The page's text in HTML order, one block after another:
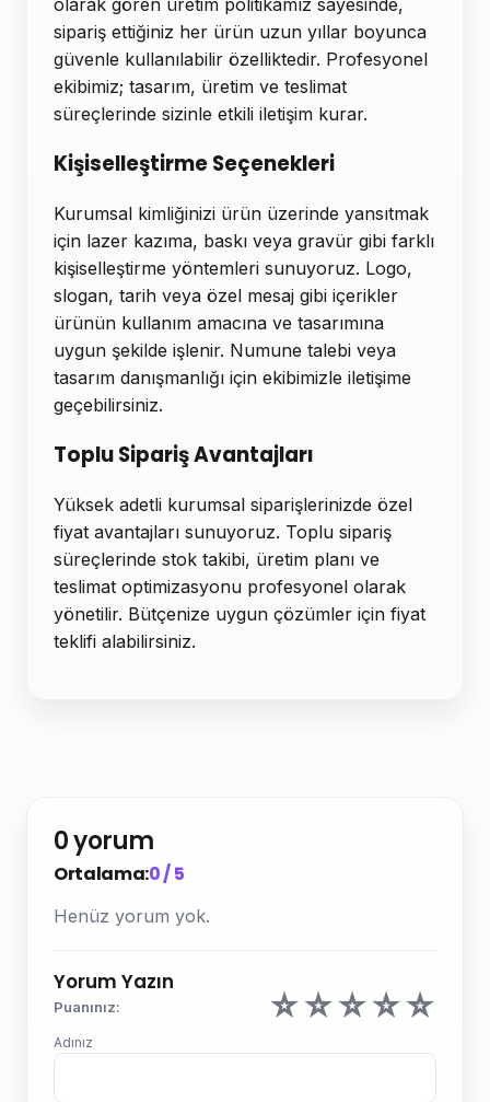
olarak gören üretim politikamız sayesinde,
sipariş ettiğiniz her ürün uzun yıllar boyunca
güvenle kullanılabilir özelliktedir. Profesyonel
ekibimiz; tasarım, üretim ve teslimat
süreçlerinde sizinle etkili iletişim kurar.
Kişiselleştirme Seçenekleri
Kurumsal kimliğinizi ürün üzerinde yansıtmak
için lazer kazıma, baskı veya gravür gibi farklı
kişiselleştirme yöntemleri sunuyoruz. Logo,
slogan, tarih veya özel mesaj gibi içerikler
ürünün kullanım amacına ve tasarımına
uygun şekilde işlenir. Numune talebi veya
tasarım danışmanlığı için ekibimizle iletişime
geçebilirsiniz.
Toplu Sipariş Avantajları
Yüksek adetli kurumsal siparişlerinizde özel
fiyat avantajları sunuyoruz. Toplu sipariş
süreçlerinde stok takibi, üretim planı ve
teslimat optimizasyonu profesyonel olarak
yönetilir. Bütçenize uygun çözümler için fiyat
teklifi alabilirsiniz.
0 yorum
Ortalama:0 / 5
Henüz yorum yok.
Yorum Yazın
Puanınız: ☆☆☆☆☆
Adınız